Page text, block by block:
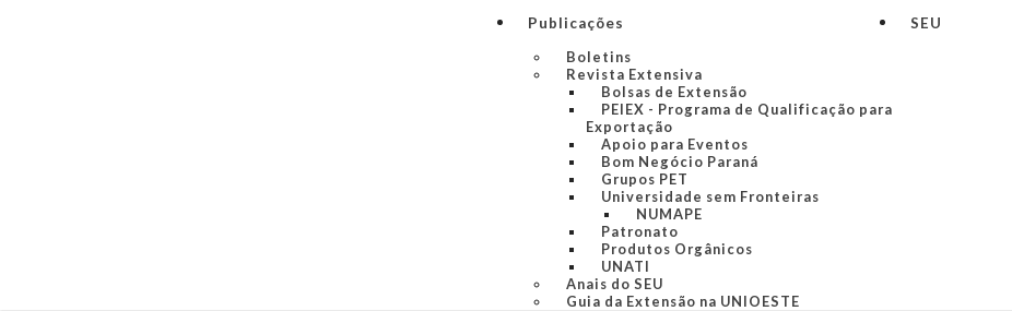
Publicações
Boletins
Revista Extensiva
Bolsas de Extensão
PEIEX - Programa de Qualificação para
Exportação
Apoio para Eventos
Bom Negócio Paraná
Grupos PET
Universidade sem Fronteiras
NUMAPE
Patronato
Produtos Orgânicos
UNATI
Anais do SEU
Guia da Extensão na UNIOESTE
SEU